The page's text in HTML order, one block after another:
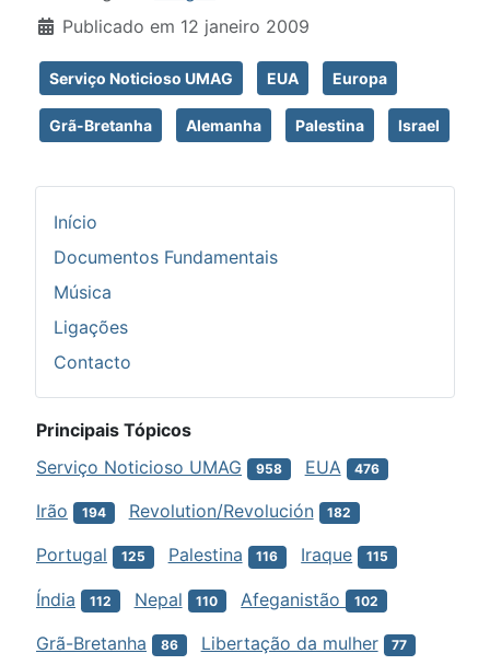
Publicado em 12 janeiro 2009
Serviço Noticioso UMAG EUA Europa
Grã-Bretanha Alemanha Palestina Israel
Início
Documentos Fundamentais
Música
Ligações
Contacto
Principais Tópicos
Serviço Noticioso UMAG
958 EUA 476
Irão 194 Revolution/Revolución 182
Portugal 125 Palestina 116 Iraque 115
Índia 112 Nepal 110 Afeganistão 102
Grã-Bretanha 86 Libertação da mulher 77